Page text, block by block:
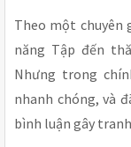
Theo một chuyên
năng Tập đến
Nhưng trong
nhanh chóng, và
bình luận gây